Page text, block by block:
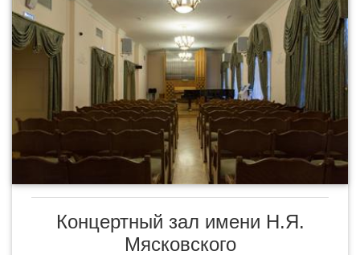
Концертный зал имени Н.Я.
Мясковского